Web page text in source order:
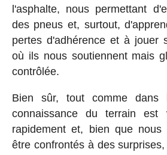
l'asphalte, nous permettant
des pneus et, surtout,
pertes d'adhérence et à jouer
où ils nous soutiennent mais
contrôlée.
Bien sûr, tout comme dans
connaissance du terrain est
rapidement et, bien que nous
être confrontés à des